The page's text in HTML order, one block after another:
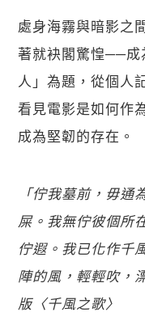
處身海霧與暗影之
著就袂閣驚惶──成
人」為題，從個人
看見電影是如何作
成為堅韌的存在。
「佇我墓前，毋
屎。我無佇彼個所
佇遐。我已化作千
陣的風，輕輕吹，
版〈千風之歌〉